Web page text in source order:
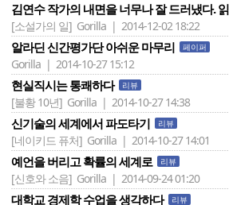
김연수 작가의 내면을 너무나 잘 드러냈다.
[소설가의 일] Gorilla | 2014-12-02 18:22
알라딘 신간평가단 아쉬운 마무리 페이퍼
Gorilla | 2014-10-27 15:12
현실직시는 통쾌하다 리뷰
[불황 10년] Gorilla | 2014-10-27 14:38
신기술의 세계에서 파도타기 리뷰
[네이키드 퓨처] Gorilla | 2014-10-27 14:01
예언을 버리고 확률의 세계로 리뷰
[신호와 소음] Gorilla | 2014-09-24 01:20
대학교 경제학 수업을 생각하다 리뷰